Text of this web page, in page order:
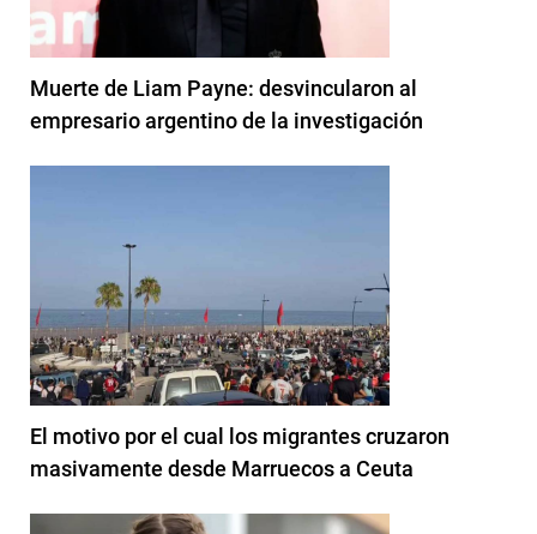
Muerte de Liam Payne: desvincularon al
empresario argentino de la investigación
El motivo por el cual los migrantes cruzaron
masivamente desde Marruecos a Ceuta